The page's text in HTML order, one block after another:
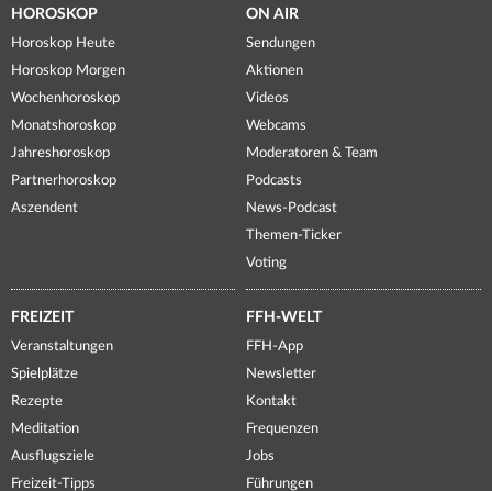
HOROSKOP
Horoskop Heute
Horoskop Morgen
Wochenhoroskop
Monatshoroskop
Jahreshoroskop
Partnerhoroskop
Aszendent
ON AIR
Sendungen
Aktionen
Videos
Webcams
Moderatoren & Team
Podcasts
News-Podcast
Themen-Ticker
Voting
FREIZEIT
Veranstaltungen
Spielplätze
Rezepte
Meditation
Ausflugsziele
Freizeit-Tipps
FFH-WELT
FFH-App
Newsletter
Kontakt
Frequenzen
Jobs
Führungen